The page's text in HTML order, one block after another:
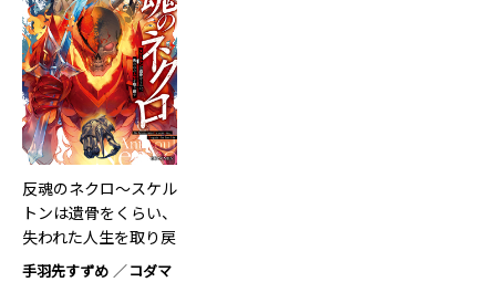
反魂のネクロ～スケル
トンは遺骨をくらい、
失われた人生を取り戻
す～ ２
手羽先すずめ コダマ